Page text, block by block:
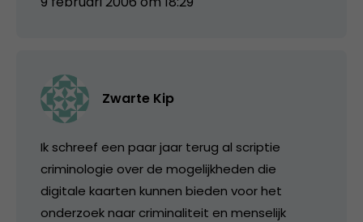
Zwarte Kip
Ik schreef een paar jaar terug al scriptie
criminologie over de mogelijkheden die
digitale kaarten kunnen bieden voor het
onderzoek naar criminaliteit en menselijk